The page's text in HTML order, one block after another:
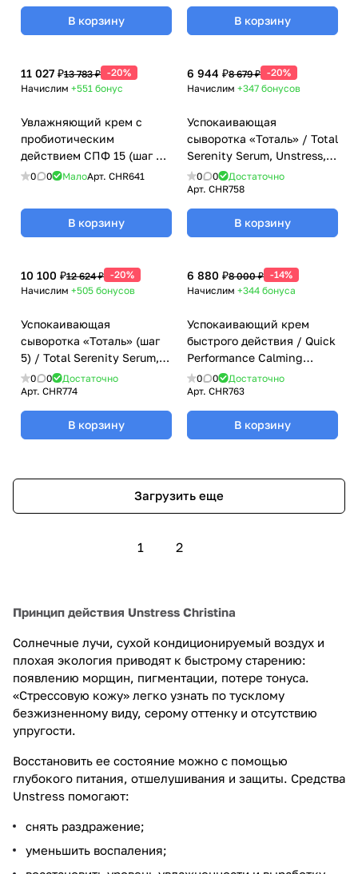
В корзину
мл
В корзину
11 027 ₽13 783 ₽ -20%
Начислим +551 бонус
Увлажняющий крем с
пробиотическим
действием СПФ 15 (шаг 9)
/ Probiotic Moisturizer SPF
(Кристина) - 150 мл
0 0 МалоАрт. CHR641
В корзину
6 944 ₽8 679 ₽ -20%
Начислим +347 бонусов
Успокаивающая
сыворотка «Тоталь» / Total
Serenity Serum, Unstress,
Christina (Кристина) - 30
мл
0 0
Достаточно
Арт. CHR758
В корзину
10 100 ₽12 624 ₽ -20%
Начислим +505 бонусов
Успокаивающая
сыворотка «Тоталь» (шаг
5) / Total Serenity Serum,
Unstress, Christina
(Кристина) - 100 мл
0 0
Достаточно
Арт. CHR774
В корзину
6 880 ₽8 000 ₽ -14%
Начислим +344 бонуса
Успокаивающий крем
быстрого действия / Quick
Performance Calming
Cream, Unstress, Christina
(Кристина) - 30 мл
0 0
Достаточно
Арт. CHR763
В корзину
Загрузить еще
1 2
Принцип действия Unstress Christina
Солнечные лучи, сухой кондиционируемый воздух и
плохая экология приводят к быстрому старению:
появлению морщин, пигментации, потере тонуса.
«Стрессовую кожу» легко узнать по тусклому
безжизненному виду, серому оттенку и отсутствию
упругости.
Восстановить ее состояние можно с помощью
глубокого питания, отшелушивания и защиты. Средства
Unstress помогают:
снять раздражение;
уменьшить воспаления;